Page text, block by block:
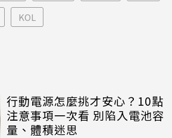
KOL
行動電源怎麼挑才安心？10點
注意事項一次看 別陷入電池容
量、體積迷思